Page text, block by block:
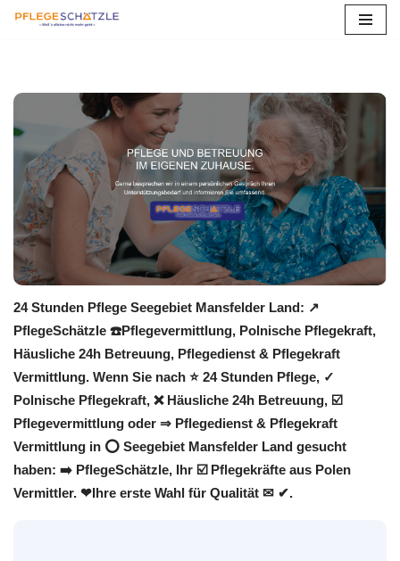
springen
24 Stunden Pflege Seegebiet Mansfelder Land: ↗️
PflegeSchätzle ☎️Pflegevermittlung, Polnische Pflegekraft,
Häusliche 24h Betreuung, Pflegedienst & Pflegekraft
Vermittlung. Wenn Sie nach ⭐ 24 Stunden Pflege, ✓
Polnische Pflegekraft, ❌ Häusliche 24h Betreuung, ☑️
Pflegevermittlung oder ⇒ Pflegedienst & Pflegekraft
Vermittlung in ⭕ Seegebiet Mansfelder Land gesucht
haben: ➡️ PflegeSchätzle, Ihr ☑️ Pflegekräfte aus Polen
Vermittler. ❤Ihre erste Wahl für Qualität ✉ ✔.